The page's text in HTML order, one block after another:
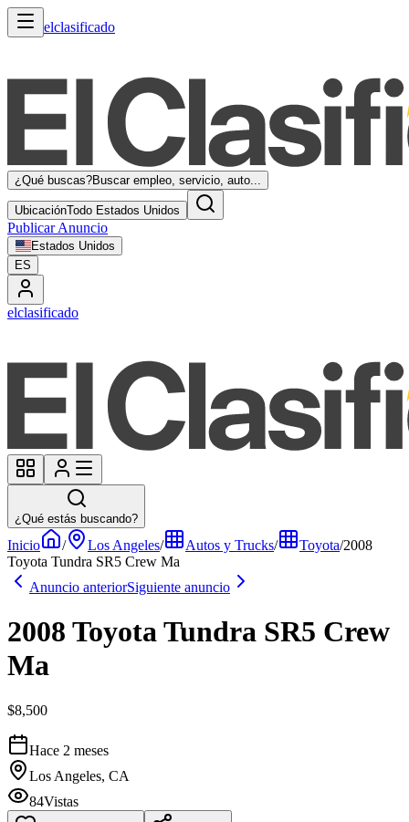
elclasificado
¿Qué buscas?Buscar empleo, servicio, auto...
UbicaciónTodo Estados Unidos
Publicar Anuncio
Estados Unidos
ES
elclasificado
¿Qué estás buscando?
Inicio / Los Angeles/ Autos y Trucks/ Toyota/2008
Toyota Tundra SR5 Crew Ma
Anuncio anteriorSiguiente anuncio
2008 Toyota Tundra SR5 Crew
Ma
$8,500
Hace 2 meses
Los Angeles, CA
84Vistas